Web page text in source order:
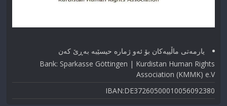
یارمەتی ماڵییەکان بۆ ئەو ژماره حیسێبە بەڕێ کەن
Bank: Sparkasse Göttingen | Kurdistan Human Rights
Association (KMMK) e.V
IBAN:DE37260500010056092380